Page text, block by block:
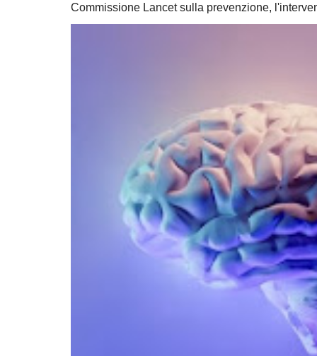
Commissione Lancet sulla prevenzione,